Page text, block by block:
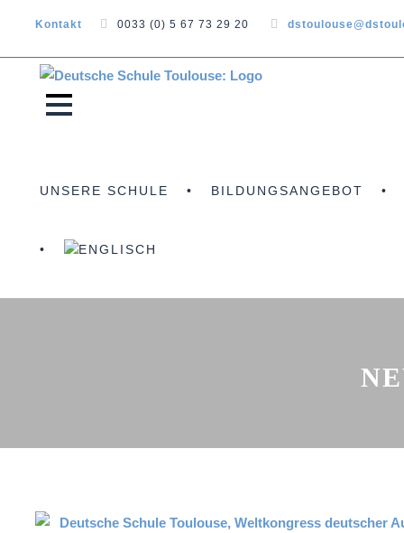
Kontakt 0033 (0) 5 67 73 29 20
UNSERE SCHULE BILDUNGSANGEBOT